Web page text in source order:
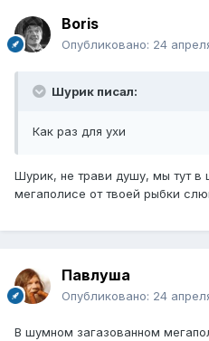
Boris
Опубликовано: 24
Шурик писал:
Как раз для ухи
Шурик, не трави душу, мы тут в
мегаполисе от твоей рыбки
Павлуша
Опубликовано: 24
В шумном загазованном